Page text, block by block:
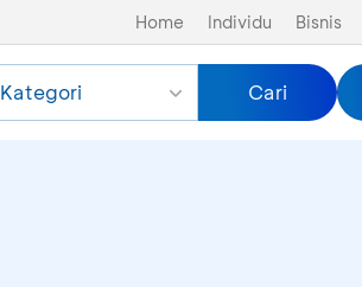
Home Individu Bisnis
Kategori Cari